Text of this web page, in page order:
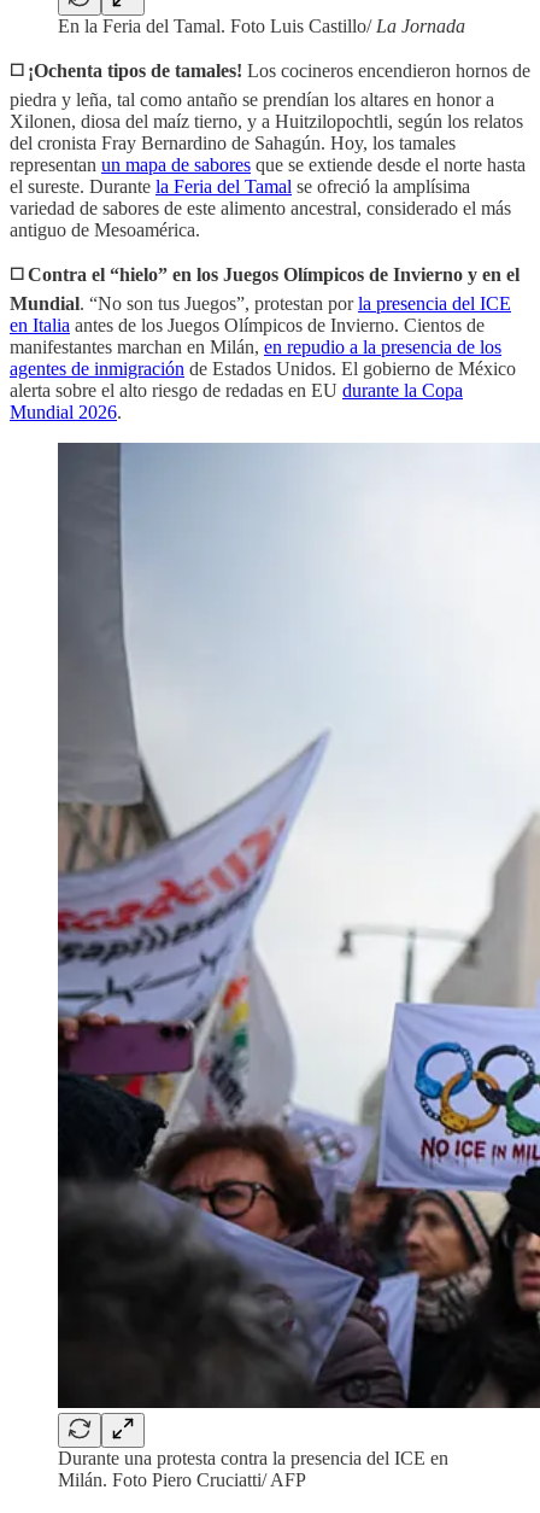
En la Feria del Tamal. Foto Luis Castillo/La Jornada
◻️ ¡Ochenta tipos de tamales! Los cocineros encendieron hornos de
piedra y leña, tal como antaño se prendían los altares en honor a
Xilonen, diosa del maíz tierno, y a Huitzilopochtli, según los relatos
del cronista Fray Bernardino de Sahagún. Hoy, los tamales
representan un mapa de sabores que se extiende desde el norte hasta
el sureste. Durante la Feria del Tamal se ofreció la amplísima
variedad de sabores de este alimento ancestral, considerado el más
antiguo de Mesoamérica.
◻️ Contra el “hielo” en los Juegos Olímpicos de Invierno y en el
Mundial. “No son tus Juegos”, protestan porla presencia del ICE
en Italia antes de los Juegos Olímpicos de Invierno. Cientos de
manifestantes marchan en Milán, en repudio a la presencia de los
agentes de inmigración de Estados Unidos. El gobierno de México
alerta sobre el alto riesgo de redadas en EU durante la Copa
Mundial 2026.
Durante una protesta contra la presencia del ICE en
Milán. Foto Piero Cruciatti/ AFP